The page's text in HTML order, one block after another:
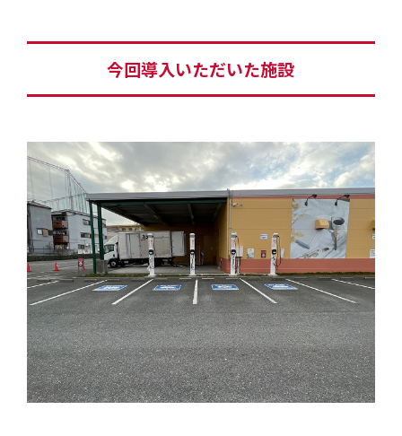
今回導入いただいた施設